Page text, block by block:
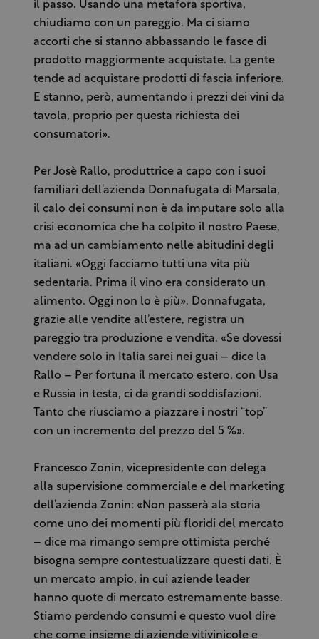
il passo. Usando una metafora sportiva,
chiudiamo con un pareggio. Ma ci siamo
accorti che si stanno abbassando le fasce di
prodotto maggiormente acquistate. La gente
tende ad acquistare prodotti di fascia inferiore.
E stanno, però, aumentando i prezzi dei vini da
tavola, proprio per questa richiesta dei
consumatori».
Per Josè Rallo, produttrice a capo con i suoi
familiari dell’azienda Donnafugata di Marsala,
il calo dei consumi non è da imputare solo alla
crisi economica che ha colpito il nostro Paese,
ma ad un cambiamento nelle abitudini degli
italiani. «Oggi facciamo tutti una vita più
sedentaria. Prima il vino era considerato un
alimento. Oggi non lo è più». Donnafugata,
grazie alle vendite all’estere, registra un
pareggio tra produzione e vendita. «Se dovessi
vendere solo in Italia sarei nei guai – dice la
Rallo – Per fortuna il mercato estero, con Usa
e Russia in testa, ci da grandi soddisfazioni.
Tanto che riusciamo a piazzare i nostri “top”
con un incremento del prezzo del 5 %».
Francesco Zonin, vicepresidente con delega
alla supervisione commerciale e del marketing
dell’azienda Zonin: «Non passerà ala storia
come uno dei momenti più floridi del mercato
– dice ma rimango sempre ottimista perché
bisogna sempre contestualizzare questi dati. È
un mercato ampio, in cui aziende leader
hanno quote di mercato estremamente basse.
Stiamo perdendo consumi e questo vuol dire
che come insieme di aziende vitivinicole e